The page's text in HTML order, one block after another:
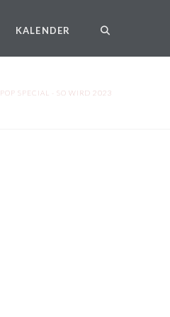
KALENDER
POP SPECIAL - SO WIRD 2023